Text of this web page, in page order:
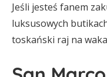
Jeśli jesteś fanem
luksusowych
toskański raj na